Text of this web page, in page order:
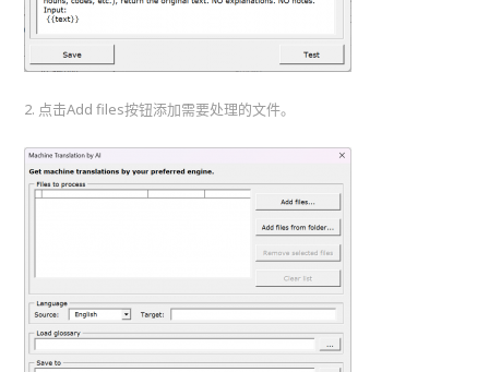
2. 点击Add files按钮添加需要处理的文件。